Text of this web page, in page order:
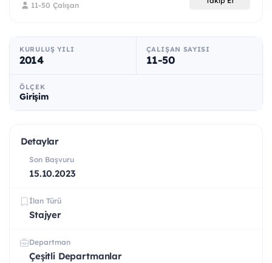
11-50 Çalışan
KURULUŞ YILI
2014
ÇALIŞAN SAYISI
11-50
ÖLÇEK
Girişim
Detaylar
Son Başvuru
15.10.2023
İlan Türü
Stajyer
Departman
Çeşitli Departmanlar